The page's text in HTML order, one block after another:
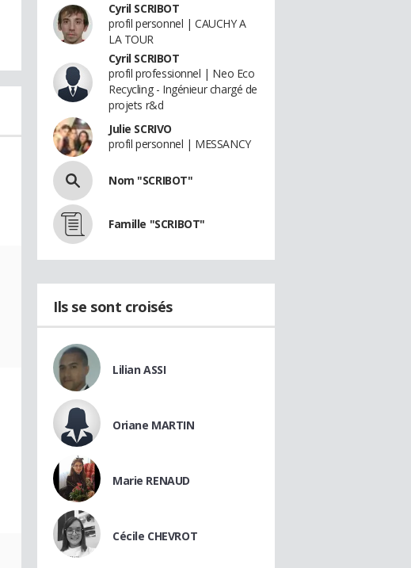
Cyril SCRIBOT
profil personnel | CAUCHY A
LA TOUR
Cyril SCRIBOT
profil professionnel | Neo Eco
Recycling - Ingénieur chargé de
projets r&d
Julie SCRIVO
profil personnel | MESSANCY
Nom "SCRIBOT"
Famille "SCRIBOT"
Ils se sont croisés
Lilian ASSI
Oriane MARTIN
Marie RENAUD
Cécile CHEVROT